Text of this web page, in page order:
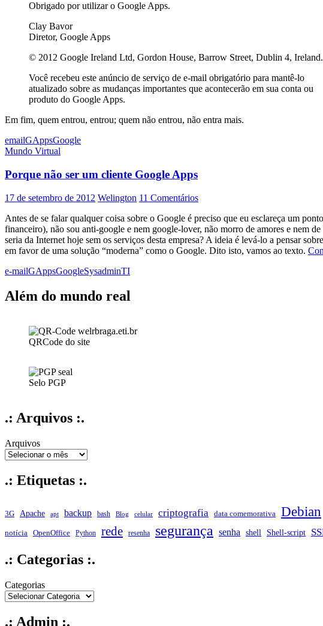
Obrigado por utilizar o Google Apps.
Clay Bavor
Diretor, Google Apps
© 2012 Google Ireland Ltd, Gordon House, Barrow Street, Dublin 4, Ireland.
Você recebeu este anúncio de serviço de e-mail obrigatório para mantê-lo
atualizado sobre as mudanças importantes que acontecerão em sua conta ou
produto do Google Apps.
Em fim, quem entrou, entrou; quem não entrou, não entra mais.
emailGAppsGoogle
Mundo Virtual
Porque não ser um cliente Google Apps
17 de setembro de 2012 Welington 11 Comentários
Antes de se falar qualquer coisa sobre o Google é preciso que eu esclareça um
financeiro), não sou anti-google e nem google-lover, não morro de amores e nem
seria da Internet hoje sem os serviços desta empresa? A ideia é levá-lo a pensar
em favor de uma solução “moderna” como o Google. Dito isto, vamos ao texto.
e-mailGAppsGoogleSysadminTI
Além do mundo real
QRCode do site
Selo PGP
.: Arquivos :.
Arquivos
.: Etiquetas :.
3G Apache apt backup bash Blog celular criptografia data comemorativa Debian
notícia OpenOffice Python rede resenha segurança senha shell Shell-script
.: Categorias :.
Categorias
.: Admin :.